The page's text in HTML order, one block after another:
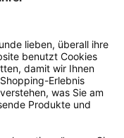
kannst du
Hast du als
an
unseren
dir ein